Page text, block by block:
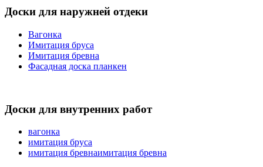
Доски для наружней отдеки
Вагонка
Имитация бруса
Имитация бревна
Фасадная доска планкен
Доски для внутренних работ
вагонка
имитация бруса
имитация бревнаимитация бревна